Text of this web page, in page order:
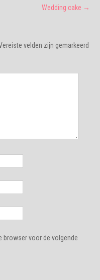
Wedding cake →
velden zijn gemarkeerd
browser voor de volgende